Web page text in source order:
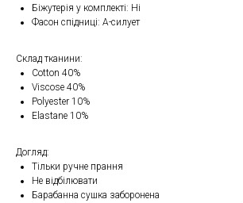
Біжутерія у комплекті: Ні
Фасон спідниці: А-силует
Склад тканини:
Cotton 40%
Viscose 40%
Polyester 10%
Elastane 10%
Догляд:
Тільки ручне прання
Не відбілювати
Барабанна сушка заборонена